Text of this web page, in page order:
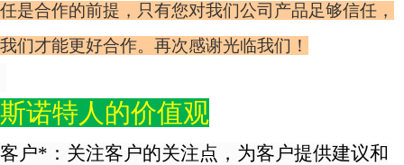
任是合作的前提，只有您对我们公司产品足够信任，
我们才能更好合作。再次感谢光临我们！
斯诺特人的价值观
客户*：关注客户的关注点，为客户提供建议和